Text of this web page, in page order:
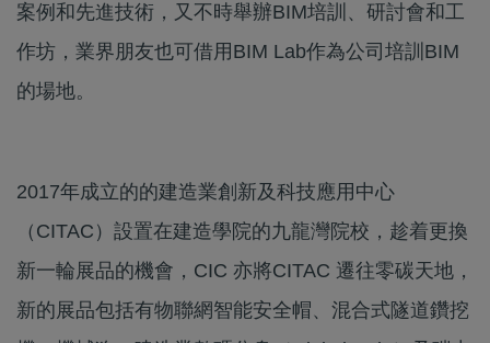
案例和先進技術，又不時舉辦BIM培訓、研討會和工
作坊，業界朋友也可借用BIM Lab作為公司培訓BIM
的場地。
2017年成立的的建造業創新及科技應用中心
（CITAC）設置在建造學院的九龍灣院校，趁着更換
新一輪展品的機會，CIC 亦將CITAC 遷往零碳天地，
新的展品包括有物聯網智能安全帽、混合式隧道鑽挖